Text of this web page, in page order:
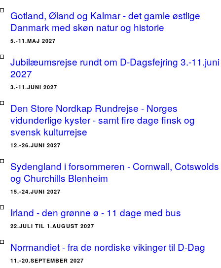
Gotland, Øland og Kalmar - det gamle østlige
Danmark med skøn natur og historie
5.-11.MAJ 2027
Jubilæumsrejse rundt om D-Dagsfejring 3.-11.juni
2027
3.-11.JUNI 2027
Den Store Nordkap Rundrejse - Norges
vidunderlige kyster - samt fire dage finsk og
svensk kulturrejse
12.-26.JUNI 2027
Sydengland i forsommeren - Cornwall, Cotswolds
og Churchills Blenheim
15.-24.JUNI 2027
Irland - den grønne ø - 11 dage med bus
22.JULI TIL 1.AUGUST 2027
Normandiet - fra de nordiske vikinger til D-Dag
11.-20.SEPTEMBER 2027